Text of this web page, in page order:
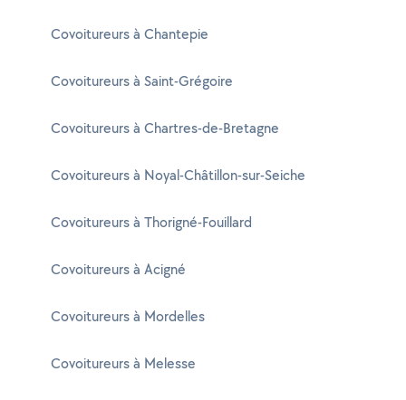
Covoitureurs à Chantepie
Covoitureurs à Saint-Grégoire
Covoitureurs à Chartres-de-Bretagne
Covoitureurs à Noyal-Châtillon-sur-Seiche
Covoitureurs à Thorigné-Fouillard
Covoitureurs à Acigné
Covoitureurs à Mordelles
Covoitureurs à Melesse